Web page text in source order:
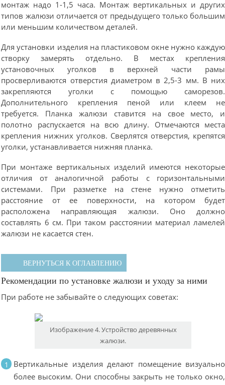
монтаж надо 1-1,5 часа. Монтаж вертикальных и других
типов жалюзи отличается от предыдущего только большим
или меньшим количеством деталей.
Для установки изделия на пластиковом окне нужно каждую
створку замерять отдельно. В местах крепления
установочных уголков в верхней части рамы
просверливаются отверстия диаметром в 2,5-3 мм. В них
закрепляются уголки с помощью саморезов.
Дополнительного крепления пеной или клеем не
требуется. Планка жалюзи ставится на свое место, и
полотно распускается на всю длину. Отмечаются места
крепления нижних уголков. Сверлятся отверстия, крепятся
уголки, устанавливается нижняя планка.
При монтаже вертикальных изделий имеются некоторые
отличия от аналогичной работы с горизонтальными
системами. При разметке на стене нужно отметить
расстояние от ее поверхности, на котором будет
расположена направляющая жалюзи. Оно должно
составлять 6 см. При таком расстоянии материал ламелей
жалюзи не касается стен.
ВЕРНУТЬСЯ К ОГЛАВЛЕНИЮ
Рекомендации по установке жалюзи и уходу за ними
При работе не забывайте о следующих советах:
Изображение 4. Устройство деревянных
жалюзи.
Вертикальные изделия делают помещение визуально
более высоким. Они способны закрыть не только окно,